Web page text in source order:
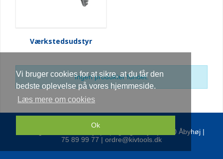
Vi bruger cookies for at sikre, at du får den
bedste oplevelse på vores hjemmeside.
Læs mere om cookies
Ok
Værkstedsudstyr
Ingen produkter fundet.
Kolding Industri Værktøj Aps | Egsagervej 9 | 8230 Åbyhøj |
75 89 99 77 | ordre@kivtools.dk